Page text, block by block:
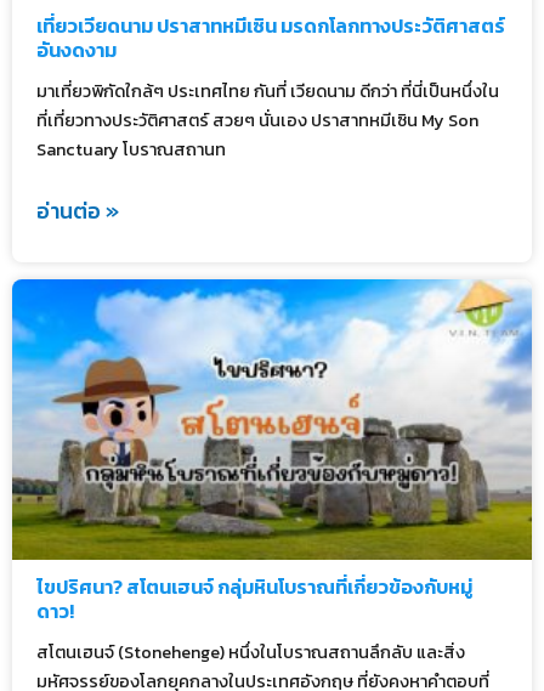
เที่ยวเวียดนาม ปราสาทหมีเซิน มรดกโลกทางประวัติศาสตร์
อันงดงาม
มาเที่ยวพิกัดใกล้ๆ ประเทศไทย กันที่ เวียดนาม ดีกว่า ที่นี่เป็นหนึ่งใน
ที่เที่ยวทางประวัติศาสตร์ สวยๆ นั่นเอง ปราสาทหมีเซิน My Son
Sanctuary โบราณสถานท
อ่านต่อ »
ไขปริศนา? สโตนเฮนจ์ กลุ่มหินโบราณที่เกี่ยวข้องกับหมู่
ดาว!
สโตนเฮนจ์ (Stonehenge) หนึ่งในโบราณสถานลึกลับ และสิ่ง
มหัศจรรย์ของโลกยุคกลางในประเทศอังกฤษ ที่ยังคงหาคำตอบที่